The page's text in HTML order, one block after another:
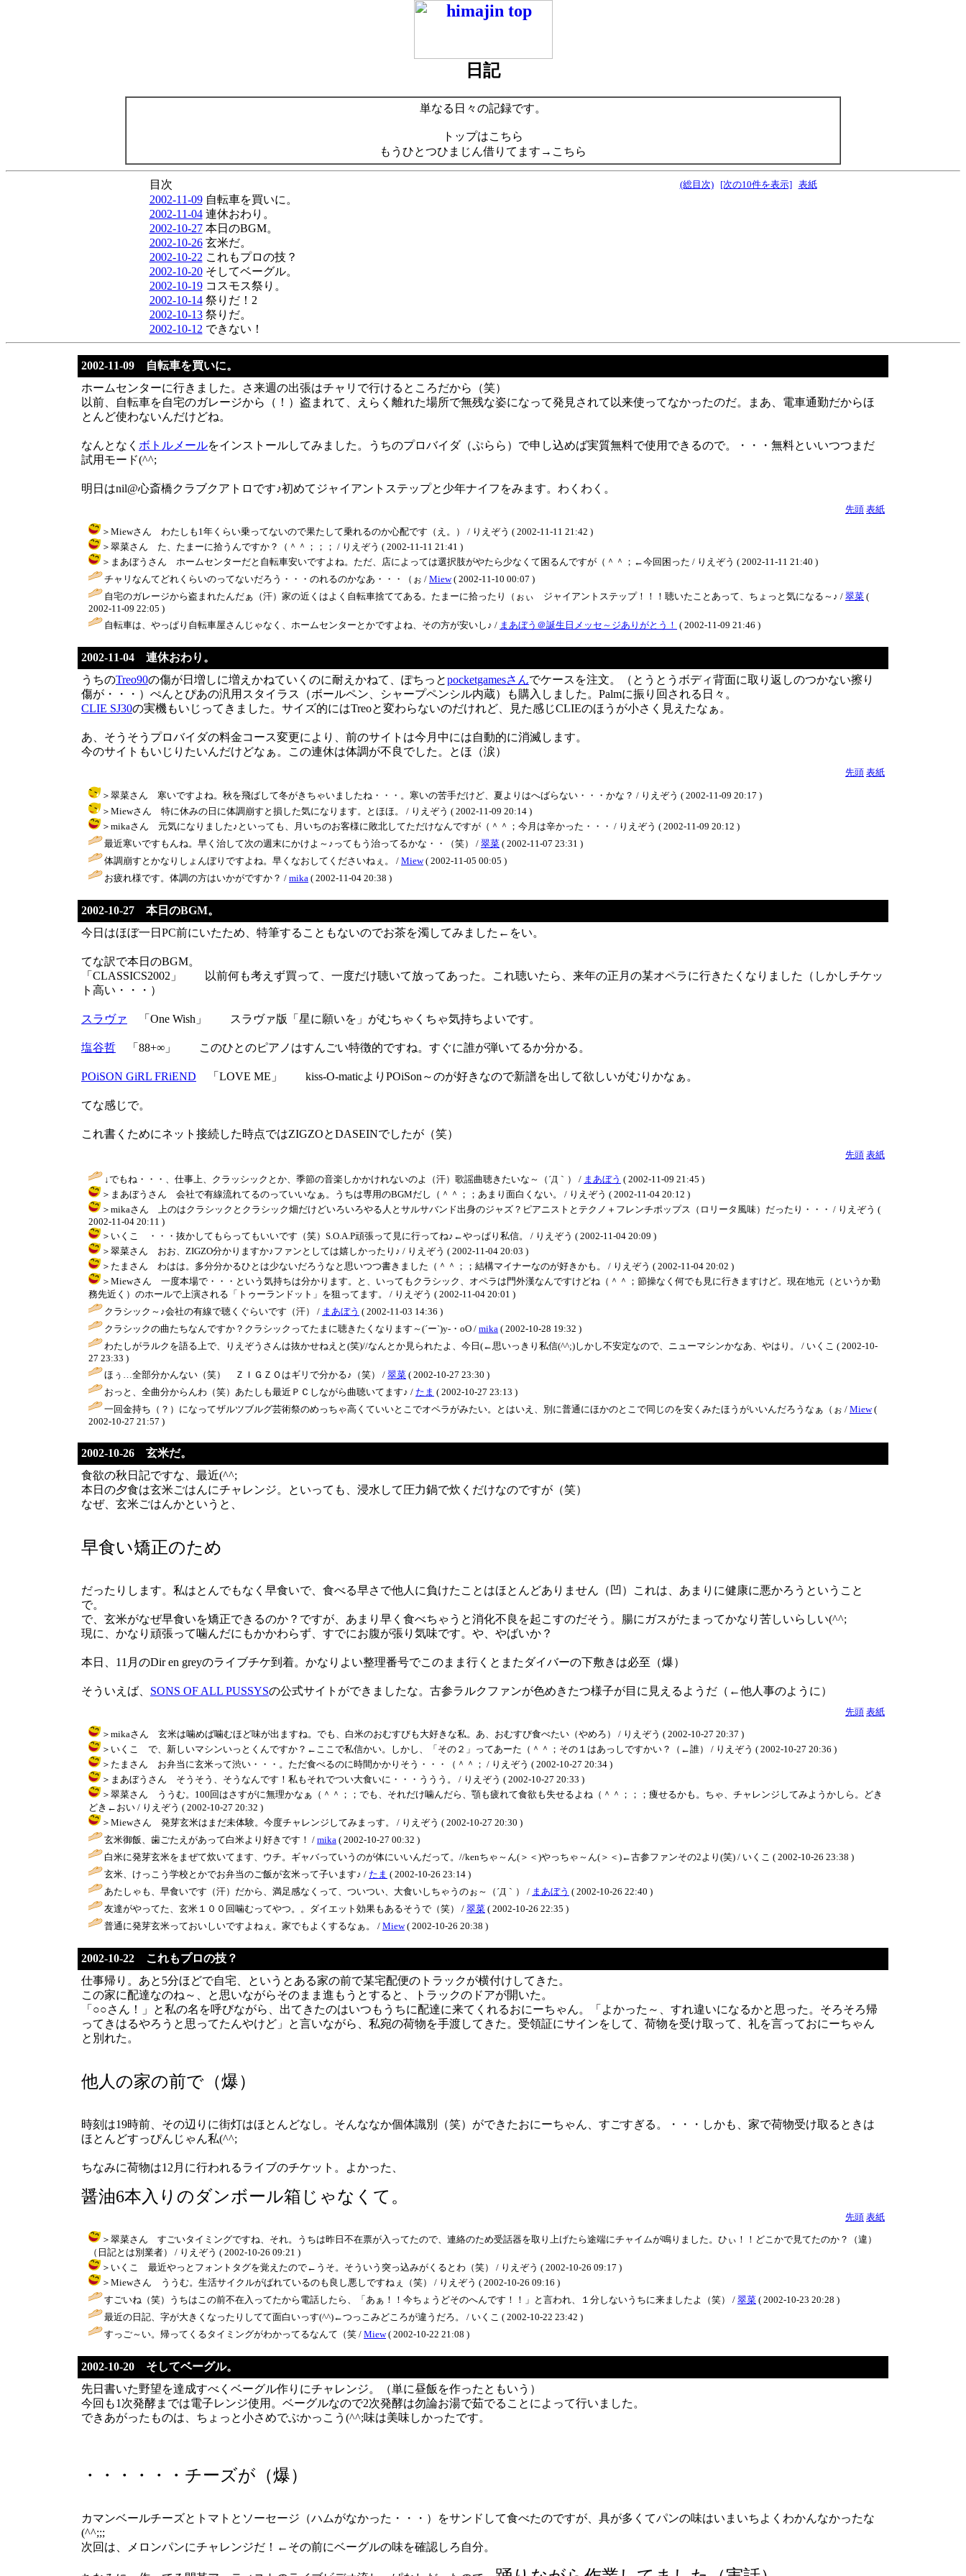
日記
単なる日々の記録です。
トップはこちら
もうひとつひまじん借りてます→こちら
目次 (総目次) [次の10件を表示] 表紙
2002-11-09自転車を買いに。
2002-11-04連休おわり。
2002-10-27本日のBGM。
2002-10-26玄米だ。
2002-10-22 これもプロの技？
2002-10-20そしてベーグル。
2002-10-19コスモス祭り。
2002-10-14祭りだ！2
2002-10-13祭りだ。
2002-10-12 できない！
2002-11-09 自転車を買いに。
ホームセンターに行きました。さ来週の出張はチャリで行けるところだから（笑）
以前、自転車を自宅のガレージから（！）盗まれて、えらく離れた場所で無残な姿になって発見されて以来使ってなかったのだ。まあ、電車通勤だからほ
とんど使わないんだけどね。
なんとなく ボトルメールをインストールしてみました。うちのプロバイダ（ぷらら）で申し込めば実質無料で使用できるので。・・・無料といいつつまだ
試用モード(^^;
明日はnil@心斎橋クラブクアトロです♪初めてジャイアントステップと少年ナイフをみます。わくわく。
先頭 表紙
＞Miewさん わたしも1年くらい乗ってないので果たして乗れるのか心配です（え。） / りえぞう ( 2002-11-11 21:42 )
＞翠菜さん た、たまーに拾うんですか？（＾＾；；； / りえぞう ( 2002-11-11 21:41 )
＞まあぼうさん ホームセンターだと自転車安いですよね。ただ、店によっては選択肢がやたら少なくて困るんですが（＾＾；←今回困った / りえぞう ( 2002-11-11 21:40 )
チャリなんてどれくらいのってないだろう・・・のれるのかなあ・・・（ぉ / Miew( 2002-11-10 00:07 )
自宅のガレージから盗まれたんだぁ（汗）家の近くはよく自転車捨ててある。たまーに拾ったり（ぉぃ ジャイアントステップ！！！聴いたことあって、ちょっと気になる～♪ / 翠菜 (
2002-11-09 22:05 )
自転車は、やっぱり自転車屋さんじゃなく、ホームセンターとかですよね、その方が安いし♪ / まあぼう＠誕生日メッセ～ジありがとう！ ( 2002-11-09 21:46 )
2002-11-04 連休おわり。
うちのTreo90の傷が日増しに増えかねていくのに耐えかねて、ぽちっとpocketgamesさんでケースを注文。（とうとうボディ背面に取り返しのつかない擦り
傷が・・・）ぺんとぴあの汎用スタイラス（ボールペン、シャープペンシル内蔵）も購入しました。Palmに振り回される日々。
CLIE SJ30の実機もいじってきました。サイズ的にはTreoと変わらないのだけれど、見た感じCLIEのほうが小さく見えたなぁ。
あ、そうそうプロバイダの料金コース変更により、前のサイトは今月中には自動的に消滅します。
今のサイトもいじりたいんだけどなぁ。この連休は体調が不良でした。とほ（涙）
先頭 表紙
＞翠菜さん 寒いですよね。秋を飛ばして冬がきちゃいましたね・・・。寒いの苦手だけど、夏よりはへばらない・・・かな？ / りえぞう ( 2002-11-09 20:17 )
＞Miewさん 特に休みの日に体調崩すと損した気になります。とほほ。 / りえぞう ( 2002-11-09 20:14 )
＞mikaさん 元気になりました♪といっても、月いちのお客様に敗北してただけなんですが（＾＾；今月は辛かった・・・ / りえぞう ( 2002-11-09 20:12 )
最近寒いですもんね。早く治して次の週末にかけよ～♪ってもう治ってるかな・・（笑） / 翠菜 ( 2002-11-07 23:31 )
体調崩すとかなりしょんぼりですよね。早くなおしてくださいねぇ。 / Miew( 2002-11-05 00:05 )
お疲れ様です。体調の方はいかがですか？ / mika ( 2002-11-04 20:38 )
2002-10-27 本日のBGM。
今日はほぼ一日PC前にいたため、特筆することもないのでお茶を濁してみました←をい。
てな訳で本日のBGM。
「CLASSICS2002」 以前何も考えず買って、一度だけ聴いて放ってあった。これ聴いたら、来年の正月の某オペラに行きたくなりました（しかしチケッ
ト高い・・・）
スラヴァ 「One Wish」 スラヴァ版「星に願いを」がむちゃくちゃ気持ちよいです。
塩谷哲 「88+∞」 このひとのピアノはすんごい特徴的ですね。すぐに誰が弾いてるか分かる。
POiSON GiRL FRiEND 「LOVE ME」 kiss-O-maticよりPOiSon～のが好きなので新譜を出して欲しいがむりかなぁ。
てな感じで。
これ書くためにネット接続した時点ではZIGZOとDASEINでしたが（笑）
先頭 表紙
↓でもね・・・、仕事上、クラッシックとか、季節の音楽しかかけれないのよ（汗）歌謡曲聴きたいな～（´Д｀） / まあぼう ( 2002-11-09 21:45 )
＞まあぼうさん 会社で有線流れてるのっていいなぁ。うちは専用のBGMだし（＾＾；；あまり面白くない。 / りえぞう ( 2002-11-04 20:12 )
＞mikaさん 上のはクラシックとクラシック畑だけどいろいろやる人とサルサバンド出身のジャズ？ピアニストとテクノ＋フレンチポップス（ロリータ風味）だったり・・・ / りえぞう (
2002-11-04 20:11 )
＞いくこ ・・・抜かしてもらってもいいです（笑）S.O.A.P頑張って見に行ってね♪←やっぱり私信。 / りえぞう ( 2002-11-04 20:09 )
＞翠菜さん おお、ZIGZO分かりますか♪ファンとしては嬉しかったり♪ / りえぞう ( 2002-11-04 20:03 )
＞たまさん わはは。多分分かるひとは少ないだろうなと思いつつ書きました（＾＾；；結構マイナーなのが好きかも。 / りえぞう ( 2002-11-04 20:02 )
＞Miewさん 一度本場で・・・という気持ちは分かります。と、いってもクラシック、オペラは門外漢なんですけどね（＾＾；節操なく何でも見に行きますけど。現在地元（というか勤
務先近く）のホールで上演される「トゥーランドット」を狙ってます。 / りえぞう ( 2002-11-04 20:01 )
クラシック～♪会社の有線で聴くぐらいです（汗） / まあぼう ( 2002-11-03 14:36 )
クラシックの曲たちなんですか？クラシックってたまに聴きたくなります～(´ー`)y-・oO / mika ( 2002-10-28 19:32 )
わたしがラルクを語る上で、りえぞうさんは抜かせねえと(笑)//なんとか見られたよ、今日(←思いっきり私信(^^;)しかし不安定なので、ニューマシンかなあ、やはり。 / いくこ ( 2002-10-
27 23:33 )
ほぅ…全部分かんない（笑） ＺＩＧＺＯはギリで分かる♪（笑） / 翠菜 ( 2002-10-27 23:30 )
おっと、全曲分からんわ（笑）あたしも最近ＰＣしながら曲聴いてます♪ / たま ( 2002-10-27 23:13 )
一回金持ち（？）になってザルツブルグ芸術祭のめっちゃ高くていいとこでオペラがみたい。とはいえ、別に普通にほかのとこで同じのを安くみたほうがいいんだろうなぁ（ぉ / Miew(
2002-10-27 21:57 )
2002-10-26 玄米だ。
食欲の秋日記ですな、最近(^^;
本日の夕食は玄米ごはんにチャレンジ。といっても、浸水して圧力鍋で炊くだけなのですが（笑）
なぜ、玄米ごはんかというと、
早食い矯正のため
だったりします。私はとんでもなく早食いで、食べる早さで他人に負けたことはほとんどありません（凹）これは、あまりに健康に悪かろうということ
で。
で、玄米がなぜ早食いを矯正できるのか？ですが、あまり早く食べちゃうと消化不良を起こすのだそう。腸にガスがたまってかなり苦しいらしい(^^;
現に、かなり頑張って噛んだにもかかわらず、すでにお腹が張り気味です。や、やばいか？
本日、11月のDir en greyのライブチケ到着。かなりよい整理番号でこのまま行くとまたダイバーの下敷きは必至（爆）
そういえば、 SONS OF ALL PUSSYSの公式サイトができましたな。古参ラルクファンが色めきたつ様子が目に見えるようだ（←他人事のように）
先頭 表紙
＞mikaさん 玄米は噛めば噛むほど味が出ますね。でも、白米のおむすびも大好きな私。あ、おむすび食べたい（やめろ） / りえぞう ( 2002-10-27 20:37 )
＞いくこ で、新しいマシンいっとくんですか？←ここで私信かい。しかし、「その２」ってあーた（＾＾；その１はあっしですかい？（←誰） / りえぞう ( 2002-10-27 20:36 )
＞たまさん お弁当に玄米って渋い・・・。ただ食べるのに時間かかりそう・・・（＾＾； / りえぞう ( 2002-10-27 20:34 )
＞まあぼうさん そうそう、そうなんです！私もそれでつい大食いに・・・ううう。 / りえぞう ( 2002-10-27 20:33 )
＞翠菜さん ううむ。100回はさすがに無理かなぁ（＾＾；；でも、それだけ噛んだら、顎も疲れて食欲も失せるよね（＾＾；；；痩せるかも。ちゃ、チャレンジしてみようかしら。どき
どき←おい / りえぞう ( 2002-10-27 20:32 )
＞Miewさん 発芽玄米はまだ未体験。今度チャレンジしてみまっす。 / りえぞう ( 2002-10-27 20:30 )
玄米御飯、歯ごたえがあって白米より好きです！ / mika ( 2002-10-27 00:32 )
白米に発芽玄米をまぜて炊いてます、ウチ。ギャバっていうのが体にいいんだって。//kenちゃ～ん(＞＜)やっちゃ～ん(＞＜)←古参ファンその2より(笑) / いくこ ( 2002-10-26 23:38 )
玄米、けっこう学校とかでお弁当のご飯が玄米って子います♪ / たま ( 2002-10-26 23:14 )
あたしゃも、早食いです（汗）だから、満足感なくって、ついつい、大食いしちゃうのぉ～（´Д｀） / まあぼう ( 2002-10-26 22:40 )
友達がやってた、玄米１００回噛むってやつ。。ダイエット効果もあるそうで（笑） / 翠菜 ( 2002-10-26 22:35 )
普通に発芽玄米っておいしいですよねぇ。家でもよくするなぁ。 / Miew( 2002-10-26 20:38 )
2002-10-22 これもプロの技？
仕事帰り。あと5分ほどで自宅、というとある家の前で某宅配便のトラックが横付けしてきた。
この家に配達なのね～、と思いながらそのまま進もうとすると、トラックのドアが開いた。
「○○さん！」と私の名を呼びながら、出てきたのはいつもうちに配達に来てくれるおにーちゃん。「よかった～、すれ違いになるかと思った。そろそろ帰
ってきはるやろうと思ってたんやけど」と言いながら、私宛の荷物を手渡してきた。受領証にサインをして、荷物を受け取って、礼を言っておにーちゃん
と別れた。
他人の家の前で（爆）
時刻は19時前、その辺りに街灯はほとんどなし。そんななか個体識別（笑）ができたおにーちゃん、すごすぎる。・・・しかも、家で荷物受け取るときは
ほとんどすっぴんじゃん私(^^;
ちなみに荷物は12月に行われるライブのチケット。よかった、
醤油6本入りのダンボール箱じゃなくて。
先頭 表紙
＞翠菜さん すごいタイミングですね、それ。うちは昨日不在票が入ってたので、連絡のため受話器を取り上げたら途端にチャイムが鳴りました。ひぃ！！どこかで見てたのか？（違）
（日記とは別業者） / りえぞう ( 2002-10-26 09:21 )
＞いくこ 最近やっとフォントタグを覚えたので←うそ。そういう突っ込みがくるとわ（笑） / りえぞう ( 2002-10-26 09:17 )
＞Miewさん ううむ。生活サイクルがばれているのも良し悪しですねぇ（笑） / りえぞう ( 2002-10-26 09:16 )
すごいね（笑）うちはこの前不在入ってたから電話したら、「あぁ！！今ちょうどそのへんです！！」と言われ、１分しないうちに来ましたよ（笑） / 翠菜 ( 2002-10-23 20:28 )
最近の日記、字が大きくなったりしてて面白いっす(^^)←つっこみどころが違うだろ。 / いくこ ( 2002-10-22 23:42 )
すっご～い。帰ってくるタイミングがわかってるなんて（笑 / Miew( 2002-10-22 21:08 )
2002-10-20 そしてベーグル。
先日書いた野望を達成すべくベーグル作りにチャレンジ。（単に昼飯を作ったともいう）
今回も1次発酵までは電子レンジ使用。ベーグルなので2次発酵は勿論お湯で茹でることによって行いました。
できあがったものは、ちょっと小さめでぶかっこう(^^;味は美味しかったです。
・・・・・・チーズが（爆）
カマンベールチーズとトマトとソーセージ（ハムがなかった・・・）をサンドして食べたのですが、具が多くてパンの味はいまいちよくわかんなかったな
(^^;;;
次回は、メロンパンにチャレンジだ！←その前にベーグルの味を確認しろ自分。